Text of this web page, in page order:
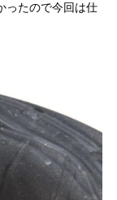
ったので今回は仕